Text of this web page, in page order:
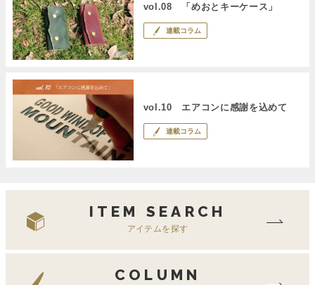
vol.08 「めおとキーケース」
連載コラム
vol.10 エアコンに感謝を込めて
連載コラム
ITEM SEARCH
アイテムを探す
COLUMN